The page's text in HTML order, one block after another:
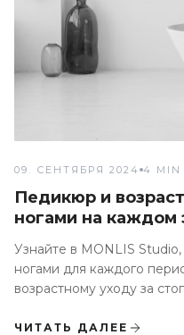
09. СЕНТЯБРЯ 2024 4 MIN
Педикюр и
ногами на каждом
Узнайте в MONLIS Studio,
ногами для каждого
возрастному уходу за
ЧИТАТЬ ДАЛЕЕ